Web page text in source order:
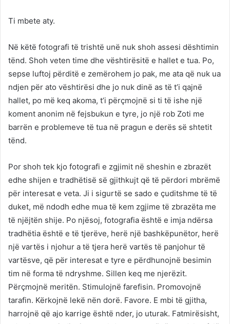
Ti mbete aty.
Në këtë fotografi të trishtë unë nuk shoh assesi dështimin
tënd. Shoh veten time dhe vështirësitë e hallet e tua. Po,
sepse luftoj përditë e zemërohem jo pak, me ata që nuk ua
ndjen për ato vështirësi dhe jo nuk dinë as të t’i qajnë
hallet, po më keq akoma, t’i përçmojnë si ti të ishe një
koment anonim në fejsbukun e tyre, jo një rob Zoti me
barrën e problemeve të tua në pragun e derës së shtetit
tënd.
Por shoh tek kjo fotografi e zgjimit në sheshin e zbrazët
edhe shijen e tradhëtisë së gjithkujt që të përdori mbrëmë
për interesat e veta. Ji i sigurtë se sado e çuditshme të të
duket, më ndodh edhe mua të kem zgjime të zbrazëta me
të njëjtën shije. Po njësoj, fotografia është e imja ndërsa
tradhëtia është e të tjerëve, herë një bashkëpunëtor, herë
një vartës i njohur a të tjera herë vartës të panjohur të
vartësve, që për interesat e tyre e përdhunojnë besimin
tim në forma të ndryshme. Sillen keq me njerëzit.
Përçmojnë meritën. Stimulojnë farefisin. Promovojnë
tarafin. Kërkojnë lekë nën dorë. Favore. E mbi të gjitha,
harrojnë që ajo karrige është nder, jo uturak. Fatmirësisht,